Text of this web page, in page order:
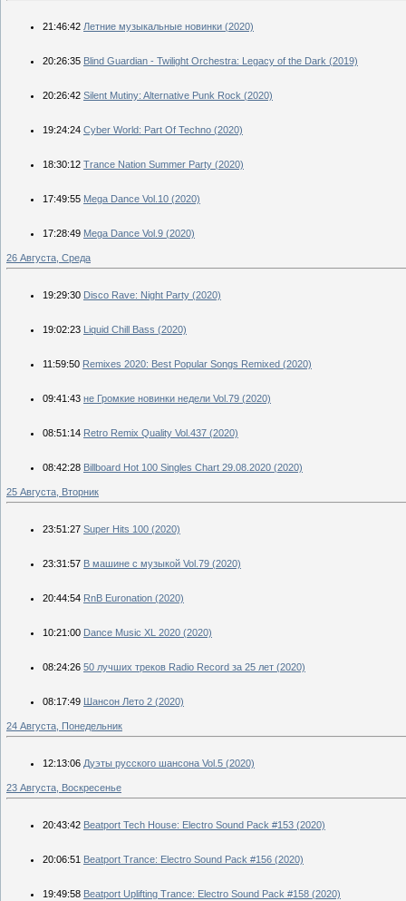
21:46:42 Летние музыкальные новинки (2020)
20:26:35 Blind Guardian - Twilight Orchestra: Legacy of the Dark (2019)
20:26:42 Silent Mutiny: Alternative Punk Rock (2020)
19:24:24 Cyber World: Part Of Techno (2020)
18:30:12 Trance Nation Summer Party (2020)
17:49:55 Mega Dance Vol.10 (2020)
17:28:49 Mega Dance Vol.9 (2020)
26 Августа, Среда
19:29:30 Disco Rave: Night Party (2020)
19:02:23 Liquid Chill Bass (2020)
11:59:50 Remixes 2020: Best Popular Songs Remixed (2020)
09:41:43 не Громкие новинки недели Vol.79 (2020)
08:51:14 Retro Remix Quality Vol.437 (2020)
08:42:28 Billboard Hot 100 Singles Chart 29.08.2020 (2020)
25 Августа, Вторник
23:51:27 Super Hits 100 (2020)
23:31:57 В машине с музыкой Vol.79 (2020)
20:44:54 RnB Euronation (2020)
10:21:00 Dance Music XL 2020 (2020)
08:24:26 50 лучших треков Radio Record за 25 лет (2020)
08:17:49 Шансон Лето 2 (2020)
24 Августа, Понедельник
12:13:06 Дуэты русского шансона Vol.5 (2020)
23 Августа, Воскресенье
20:43:42 Beatport Tech House: Electro Sound Pack #153 (2020)
20:06:51 Beatport Trance: Electro Sound Pack #156 (2020)
19:49:58 Beatport Uplifting Trance: Electro Sound Pack #158 (2020)